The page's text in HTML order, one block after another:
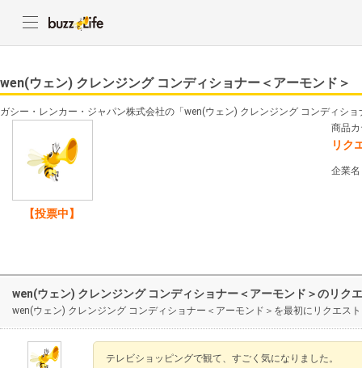
wen(ウェン) クレンジング コンディショナー＜アーモンド＞
ガシー・レンカー・ジャパン株式会社の「wen(ウェン) クレンジング コンディシ
【投票中】
商品
リク
企業
wen(ウェン) クレンジング コンディショナー＜アーモンド＞のリク
wen(ウェン) クレンジング コンディショナー＜アーモンド＞を最初にリクエス
テレビショッピングで観て、すごく気になりました。